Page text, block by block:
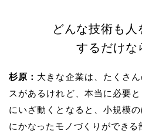
どんな技術も人
するだけな
杉原： 大きな企業は、たくさ
スがあるけれど、本当に必要
にいざ動くとなると、小規模
にかなったモノづくりができる